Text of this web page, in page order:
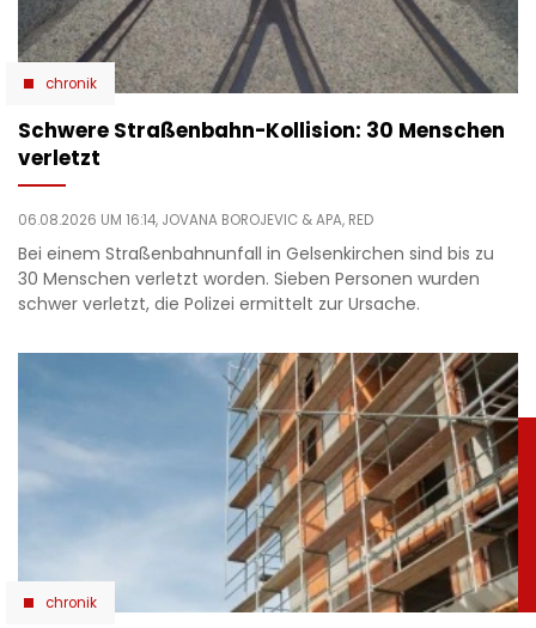
chronik
Schwere Straßenbahn-Kollision: 30 Menschen
verletzt
06.08.2026 UM 16:14, JOVANA BOROJEVIC & APA, RED
Bei einem Straßenbahnunfall in Gelsenkirchen sind bis zu
30 Menschen verletzt worden. Sieben Personen wurden
schwer verletzt, die Polizei ermittelt zur Ursache.
chronik